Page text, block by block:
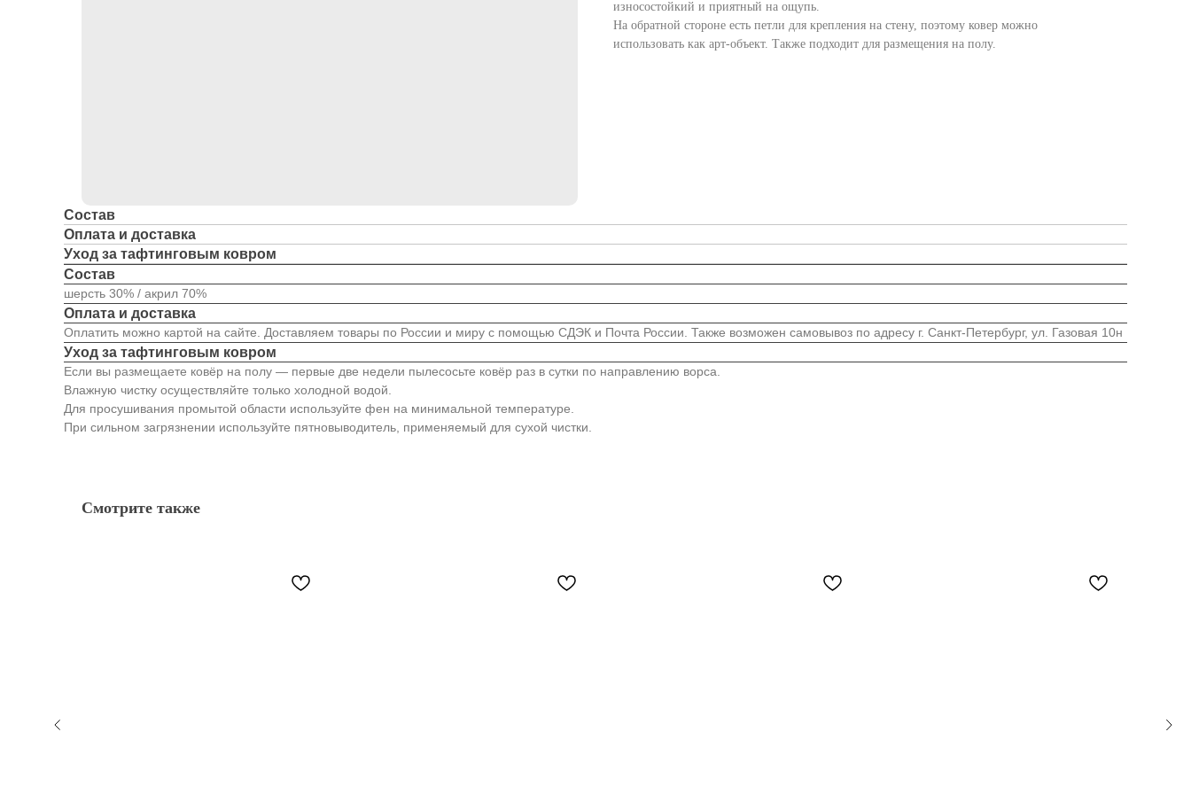
износостойкий и приятный на ощупь.
На обратной стороне есть петли для крепления на стену, поэтому ковер можно
использовать как арт-объект. Также подходит для размещения на полу.
Состав
Оплата и доставка
Уход за тафтинговым ковром
Состав
шерсть 30% / акрил 70%
Оплата и доставка
Оплатить можно картой на сайте. Доставляем товары по России и миру с помощью СДЭК и Почта России. Также возможен самовывоз по адресу г. Санкт-Петербург, ул. Газовая 10н
Уход за тафтинговым ковром
Если вы размещаете ковёр на полу — первые две недели пылесосьте ковёр раз в сутки по направлению ворса.
Влажную чистку осуществляйте только холодной водой.
Для просушивания промытой области используйте фен на минимальной температуре.
При сильном загрязнении используйте пятновыводитель, применяемый для сухой чистки.
Смотрите также